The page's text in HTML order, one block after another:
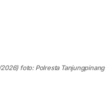
foto: Polresta Tanjungpinang